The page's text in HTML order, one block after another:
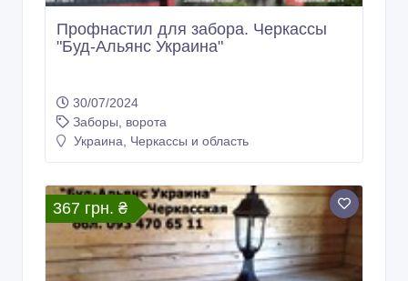
Профнастил для забора. Черкассы
"Буд-Альянс Украина"
30/07/2024
Заборы, ворота
Украина, Черкассы и область
367 грн. ₴